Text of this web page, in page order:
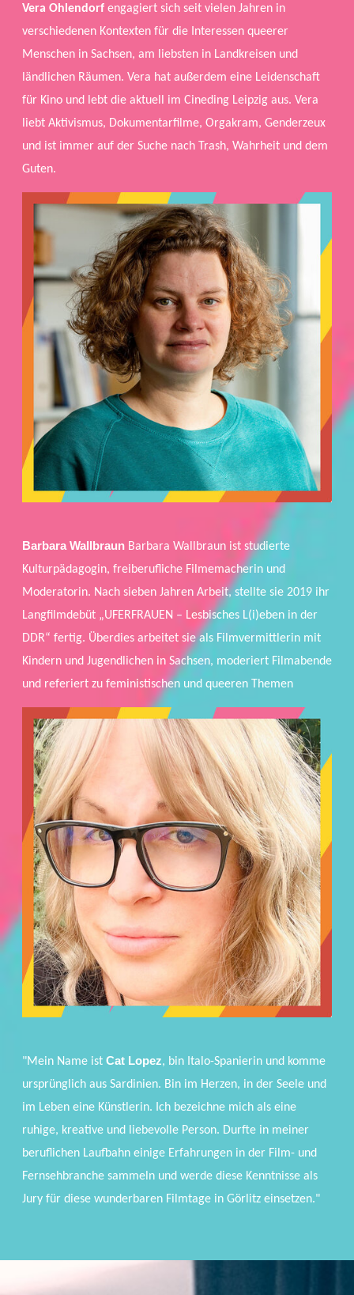
Vera Ohlendorf engagiert sich seit vielen Jahren in
verschiedenen Kontexten für die Interessen queerer
Menschen in Sachsen, am liebsten in Landkreisen und
ländlichen Räumen. Vera hat außerdem eine Leidenschaft
für Kino und lebt die aktuell im Cineding Leipzig aus. Vera
liebt Aktivismus, Dokumentarfilme, Orgakram, Genderzeux
und ist immer auf der Suche nach Trash, Wahrheit und dem
Guten.
Barbara Wallbraun Barbara Wallbraun ist studierte
Kulturpädagogin, freiberufliche Filmemacherin und
Moderatorin. Nach sieben Jahren Arbeit, stellte sie 2019 ihr
Langfilmdebüt „UFERFRAUEN – Lesbisches L(i)eben in der
DDR“ fertig. Überdies arbeitet sie als Filmvermittlerin mit
Kindern und Jugendlichen in Sachsen, moderiert Filmabende
und referiert zu feministischen und queeren Themen
"Mein Name ist Cat Lopez, bin Italo-Spanierin und komme
ursprünglich aus Sardinien. Bin im Herzen, in der Seele und
im Leben eine Künstlerin. Ich bezeichne mich als eine
ruhige, kreative und liebevolle Person. Durfte in meiner
beruflichen Laufbahn einige Erfahrungen in der Film- und
Fernsehbranche sammeln und werde diese Kenntnisse als
Jury für diese wunderbaren Filmtage in Görlitz einsetzen."